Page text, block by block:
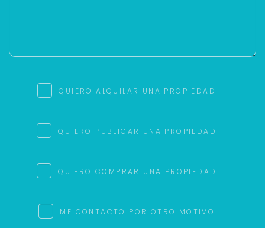
QUIERO ALQUILAR UNA PROPIEDAD
QUIERO PUBLICAR UNA PROPIEDAD
QUIERO COMPRAR UNA PROPIEDAD
ME CONTACTO POR OTRO MOTIVO